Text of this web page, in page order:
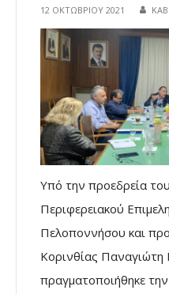
12 ΟΚΤΩΒΡΊΟΥ 2021
Υπό την προεδρεία
Περιφερειακού
Πελοποννήσου και
Κορινθίας Παναγιώτη
πραγματοποιήθηκε